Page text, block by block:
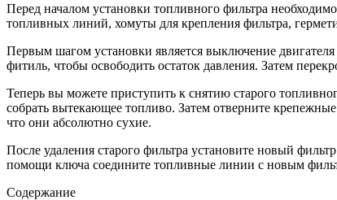
Перед началом установки топливного фильтра
топливных линий, хомуты для крепления фильтра,
Первым шагом установки является выключение
фитиль, чтобы освободить остаток давления. Затем
Теперь вы можете приступить к снятию старого
собрать вытекающее топливо. Затем отверните
что они абсолютно сухие.
После удаления старого фильтра установите новый
помощи ключа соедините топливные линии с новым
Содержание